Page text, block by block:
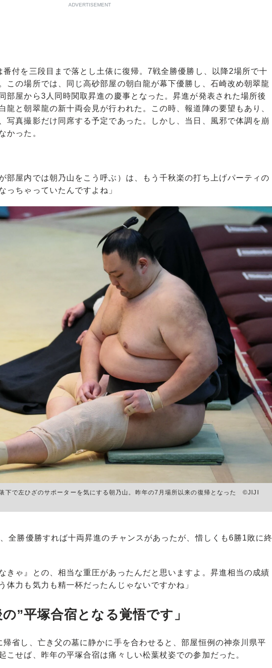
ADVERTISEMENT
付を三段目まで落とし土俵に復帰。7戦全勝優勝し、以降2場所で十
この場所では、同じ高砂部屋の朝白龍が幕下優勝し、石崎改め朝翠龍
部屋から3人同時関取昇進の慶事となった。昇進が発表された場所後
龍と朝翠龍の新十両会見が行われた。この時、報道陣の要望もあり、
写真撮影だけ同席する予定であった。しかし、当日、風邪で体調を崩
かった。
部屋内では朝乃山をこう呼ぶ）は、もう千秋楽の打ち上げパーティの
っちゃっていたんですよね」
下で左ひざのサポーターを気にする朝乃山。昨年の7月場所以来の復帰となった ©JIJI
全勝優勝すれば十両昇進のチャンスがあったが、惜しくも6勝1敗に終
きゃ』との、相当な重圧があったんだと思いますよ。昇進相当の成績
体力も気力も精一杯だったんじゃないですかね」
の”平塚合宿となる覚悟です」
省し、亡き父の墓に静かに手を合わせると、部屋恒例の神奈川県平
こせば、昨年の平塚合宿は痛々しい松葉杖姿での参加だった。